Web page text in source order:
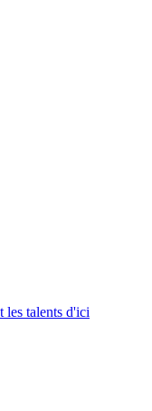
les talents d'ici